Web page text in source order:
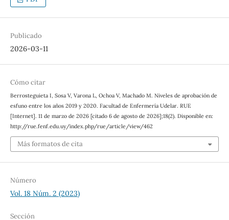
Publicado
2026-03-11
Cómo citar
Berrosteguieta I, Sosa V, Varona L, Ochoa V, Machado M. Niveles de aprobación de
esfuno entre los años 2019 y 2020. Facultad de Enfermería Udelar. RUE
[Internet]. 11 de marzo de 2026 [citado 6 de agosto de 2026];18(2). Disponible en:
http://rue.fenf.edu.uy/index.php/rue/article/view/462
Más formatos de cita
Número
Vol. 18 Núm. 2 (2023)
Sección